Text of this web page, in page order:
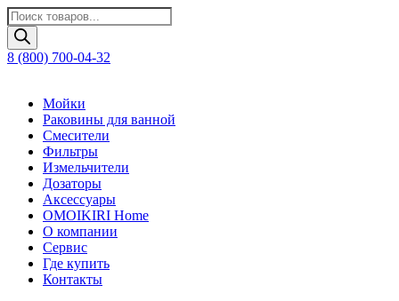
Поиск
товаров
8 (800) 700-04-32
Мойки
Раковины для ванной
Смесители
Фильтры
Измельчители
Дозаторы
Аксессуары
OMOIKIRI Home
О компании
Сервис
Где купить
Контакты